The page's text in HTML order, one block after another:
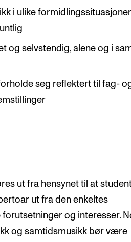
i ulike
og selvstendig, alene og i
seg reflektert til fag-
ut fra hensynet til at
ut fra den enkeltes
og interesser.
og samtidsmusikk bør være